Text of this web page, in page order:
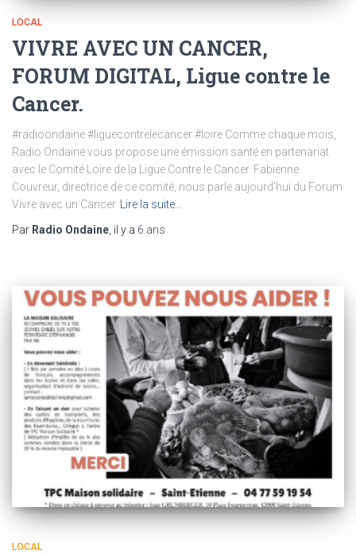
LOCAL
VIVRE AVEC UN CANCER,
FORUM DIGITAL, Ligue contre le
Cancer.
#radioondaine #liguecontrelecancer #loire Comme chaque mois,
Radio Ondaine vous propose une émission santé en partenariat
avec le Comité Loire de la Ligue Contre le Cancer. Fabienne
Couvreur, directrice de ce comité, nous parle aujourd’hui du Forum
Vivre avec un Cancer Lire la suite…
Par Radio Ondaine , il y a 6 ans
LOCAL